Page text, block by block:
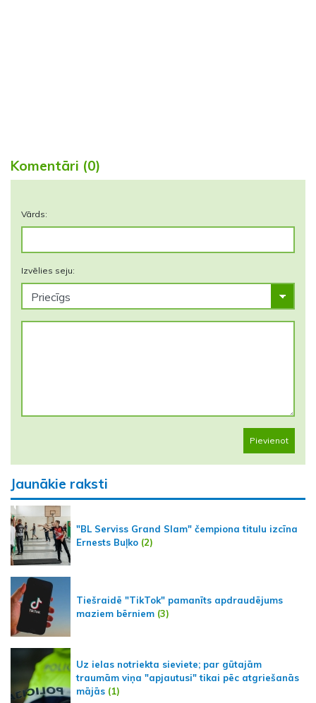
Komentāri (0)
Vārds:
Izvēlies seju:
Pievienot
Jaunākie raksti
"BL Serviss Grand Slam" čempiona titulu izcīna
Ernests Buļko (2)
Tiešraidē "TikTok" pamanīts apdraudējums
maziem bērniem (3)
Uz ielas notriekta sieviete; par gūtajām
traumām viņa "apjautusi" tikai pēc atgriešanās
mājās (1)